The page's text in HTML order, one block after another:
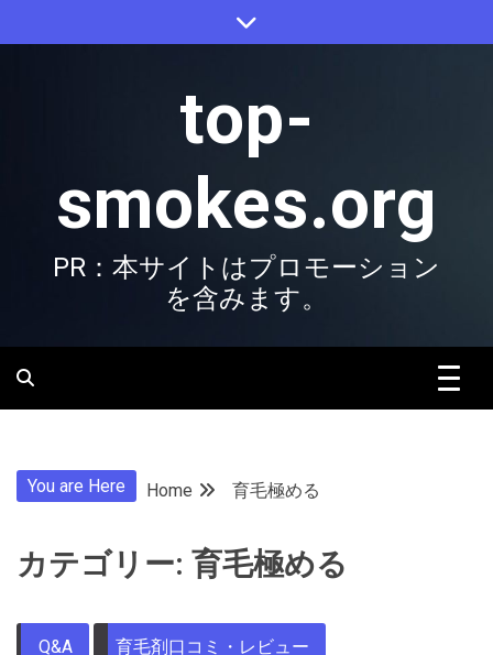
to
top-
smokes.org
PR：本サイトはプロモーション
を含みます。
You are Here Home 育毛極める
カテゴリー: 育毛極める
Q&A 育毛剤口コミ・レビュー